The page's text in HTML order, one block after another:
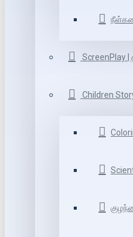
ScreenPlay
Children